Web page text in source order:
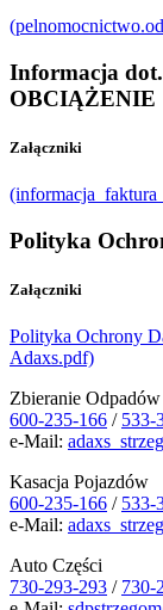
Informacja
OBCIĄŻENIE
Załączniki
Polityka
Załączniki
Polityka Ochrony
Adaxs.pdf)
Zbieranie Odpadów
600-235-166 / 533-
e-Mail:
Kasacja Pojazdów
600-235-166 / 533-
e-Mail:
Auto Części
730-293-293 / 730-